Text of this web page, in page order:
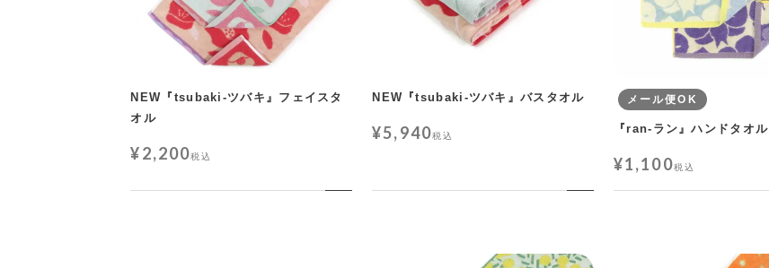
NEW『tsubaki-ツバキ』フェイスタ
オル
¥2,200税込
NEW『tsubaki-ツバキ』バスタオル
¥5,940税込
メール便OK
『ran-ラン』ハンドタオル
¥1,100税込